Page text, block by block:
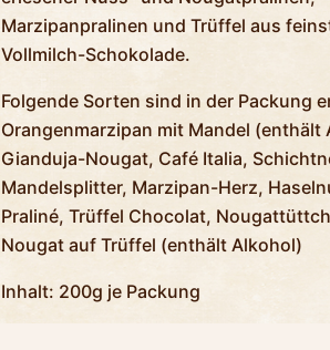
Marzipanpralinen und Trüffel aus
Vollmilch-Schokolade.
Folgende Sorten sind in der Packung
Orangenmarzipan mit Mandel (enthält
Gianduja-Nougat, Café Italia,
Mandelsplitter, Marzipan-Herz,
Praliné, Trüffel Chocolat,
Nougat auf Trüffel (enthält Alkohol)
Inhalt: 200g je Packung